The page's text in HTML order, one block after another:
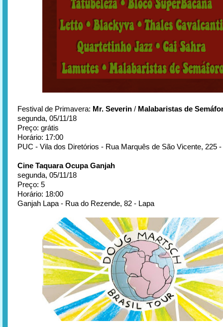
Festival de Primavera: Mr. Severin / Malabaristas de
segunda, 05/11/18
Preço: grátis
Horário: 17:00
PUC - Vila dos Diretórios - Rua Marquês de São Vicente, 225
Cine Taquara Ocupa Ganjah
segunda, 05/11/18
Preço: 5
Horário: 18:00
Ganjah Lapa - Rua do Rezende, 82 - Lapa